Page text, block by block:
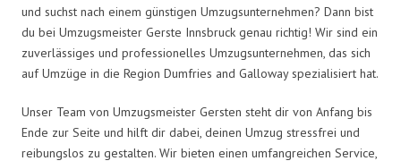
und suchst nach einem günstigen Umzugsunternehmen? Dann bist
du bei Umzugsmeister Gerste Innsbruck genau richtig! Wir sind ein
zuverlässiges und professionelles Umzugsunternehmen, das sich
auf Umzüge in die Region Dumfries and Galloway spezialisiert hat.
Unser Team von Umzugsmeister Gersten steht dir von Anfang bis
Ende zur Seite und hilft dir dabei, deinen Umzug stressfrei und
reibungslos zu gestalten. Wir bieten einen umfangreichen Service,